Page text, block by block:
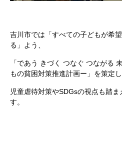
吉川市では「すべての子どもが希
る」よう、
「であう きづく つなぐ つながる
もの貧困対策推進計画ー」を策定し
児童虐待対策やSDGsの視点も踏
す。